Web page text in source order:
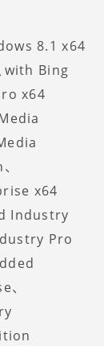
8.1 x64
with Bing
x64
x64
Industry
Pro